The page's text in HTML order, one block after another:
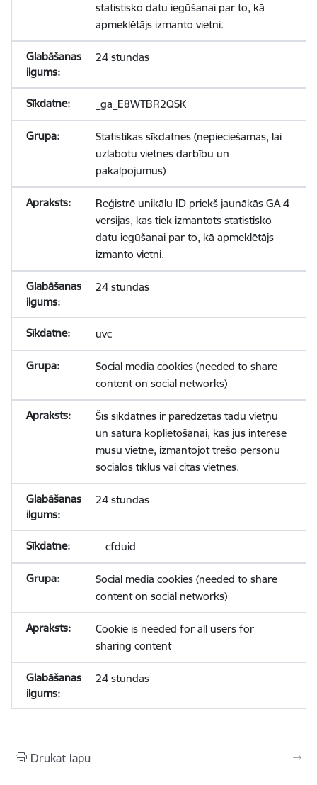
statistisko datu iegūšanai par to, kā
apmeklētājs izmanto vietni.
24 stundas
_ga_E8WTBR2QSK
Statistikas sīkdatnes (nepieciešamas, lai
uzlabotu vietnes darbību un
pakalpojumus)
Reģistrē unikālu ID priekš jaunākās GA 4
versijas, kas tiek izmantots statistisko
datu iegūšanai par to, kā apmeklētājs
izmanto vietni.
24 stundas
uvc
Social media cookies (needed to share
content on social networks)
Šīs sīkdatnes ir paredzētas tādu vietņu
un satura koplietošanai, kas jūs interesē
mūsu vietnē, izmantojot trešo personu
sociālos tīklus vai citas vietnes.
24 stundas
__cfduid
Social media cookies (needed to share
content on social networks)
Cookie is needed for all users for
sharing content
24 stundas
Drukāt lapu